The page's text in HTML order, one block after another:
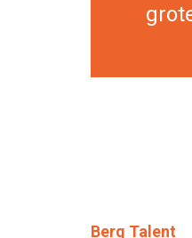
Berg Talent